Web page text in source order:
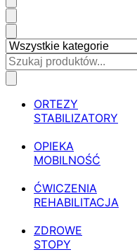
ORTEZY
STABILIZATORY
OPIEKA
MOBILNOŚĆ
ĆWICZENIA
REHABILITACJA
ZDROWE
STOPY